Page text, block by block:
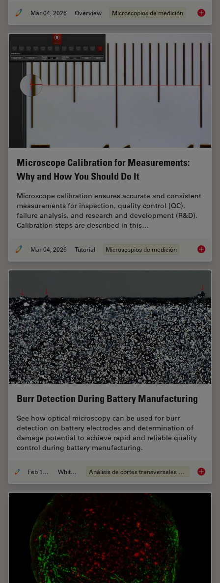
Mar 04, 2026 Overview Microscopios de medición How to
Microscope Calibration for Measurements:
Why and How You Should Do It
Microscope calibration ensures accurate and consistent
measurements for inspection, quality control (QC),
failure analysis, and research and development (R&D).
Calibration steps are described in this…
Mar 04, 2026 Tutorial Microscopios de medición
Burr Detection During Battery Manufacturing
See how optical microscopy can be used for burr
detection on battery electrodes and determination of
damage potential to achieve rapid and reliable quality
control during battery manufacturing.
Feb 12, 2026 Whitepaper Análisis de cortes transversales para la microelectrónica Burr